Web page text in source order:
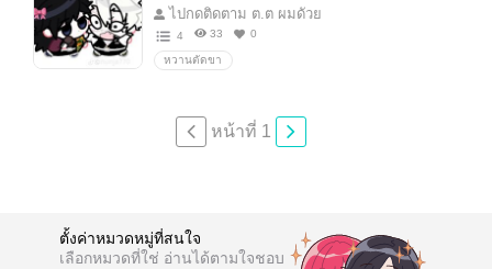
ไปกดติดตาม ต.ต ผมดัวย
4 33 0
หวานตัดขา
หน้าที่ 1
ตั้งค่าหมวดหมู่ที่สนใจ
เลือกหมวดที่ใช่ อ่านได้ตามใจชอบ